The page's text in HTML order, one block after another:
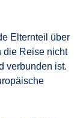
Elternteil über
die Reise nicht
verbunden ist.